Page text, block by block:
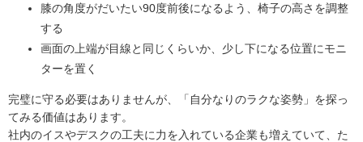
膝の角度がだいたい90度前後になるよう、椅子の高さを調整
する
画面の上端が目線と同じくらいか、少し下になる位置にモニ
ターを置く
完璧に守る必要はありませんが、「自分なりのラクな姿勢」を探っ
てみる価値はあります。
社内のイスやデスクの工夫に力を入れている企業も増えていて、た